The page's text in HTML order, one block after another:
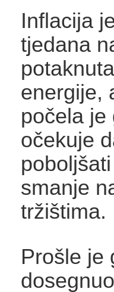
Inflacija
tjedana
energije,
počela je
očekuje
smanje
tržištima.
Prošle je